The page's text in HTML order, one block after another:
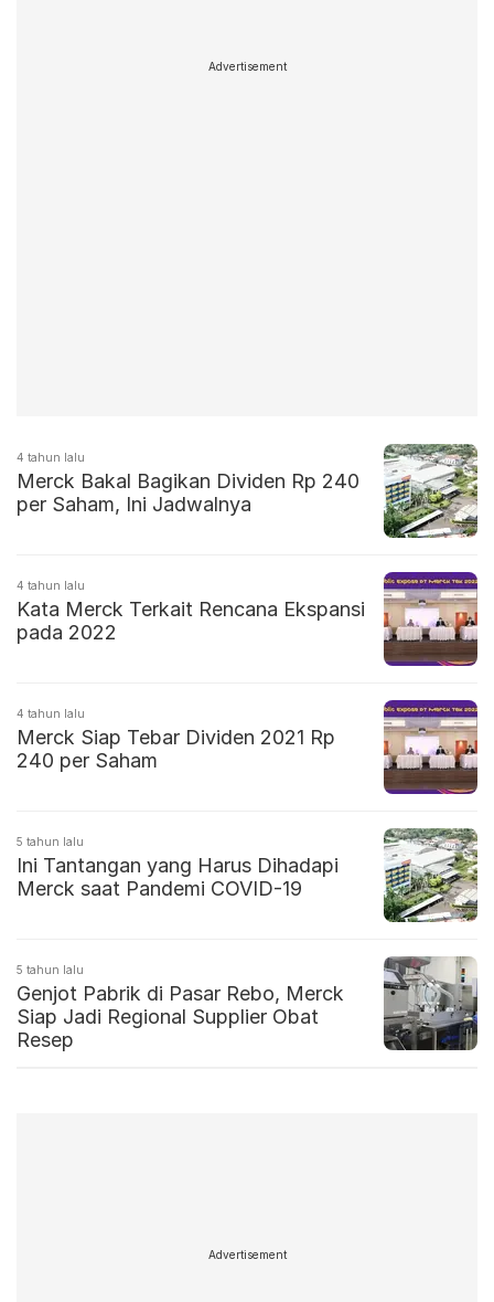
Advertisement
4 tahun lalu
Merck Bakal Bagikan Dividen Rp 240
per Saham, Ini Jadwalnya
4 tahun lalu
Kata Merck Terkait Rencana Ekspansi
pada 2022
4 tahun lalu
Merck Siap Tebar Dividen 2021 Rp
240 per Saham
5 tahun lalu
Ini Tantangan yang Harus Dihadapi
Merck saat Pandemi COVID-19
5 tahun lalu
Genjot Pabrik di Pasar Rebo, Merck
Siap Jadi Regional Supplier Obat
Resep
Advertisement